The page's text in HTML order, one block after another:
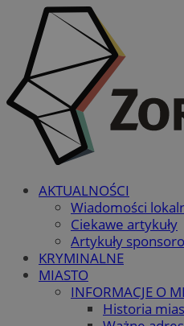
AKTUALNOŚCI
Wiadomości
Ciekawe artykuły
Artykuły
KRYMINALNE
MIASTO
INFORMACJE O
Historia